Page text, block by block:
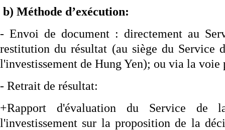
b) Méthode d’exécution:
- Envoi de document : directement au
restitution du résultat (au siège du Service
l'investissement de Hung Yen); ou via la voie
- Retrait de résultat:
+Rapport d'évaluation du Service de
l'investissement sur la proposition de la